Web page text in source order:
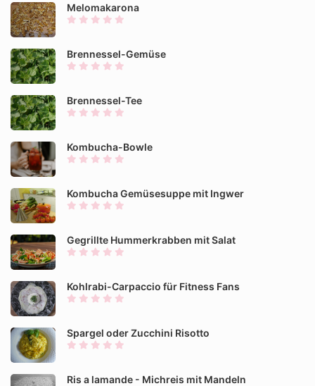
Melomakarona
Brennessel-Gemüse
Brennessel-Tee
Kombucha-Bowle
Kombucha Gemüsesuppe mit Ingwer
Gegrillte Hummerkrabben mit Salat
Kohlrabi-Carpaccio für Fitness Fans
Spargel oder Zucchini Risotto
Ris a lamande - Michreis mit Mandeln